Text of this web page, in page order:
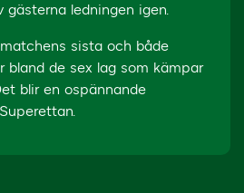
gästerna ledningen igen.
sista och både
bland de sex lag som kämpar
blir en ospännande